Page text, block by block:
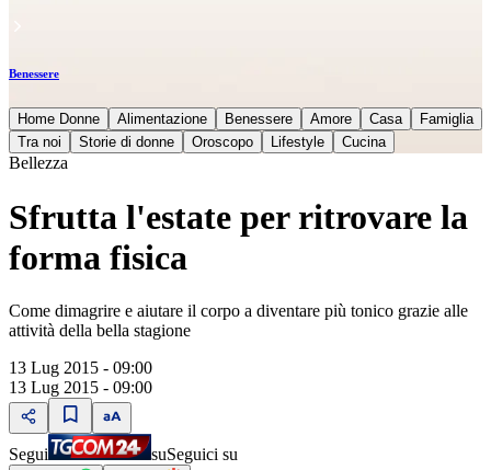
Benessere
Home Donne Alimentazione Benessere Amore Casa
Famiglia
Tra noi
Storie di donne Oroscopo Lifestyle Cucina
Bellezza
Sfrutta l'estate per ritrovare la
forma fisica
Come dimagrire e aiutare il corpo a diventare più tonico grazie alle
attività della bella stagione
13 Lug 2015 - 09:00
13 Lug 2015 - 09:00
Segui suSeguici su